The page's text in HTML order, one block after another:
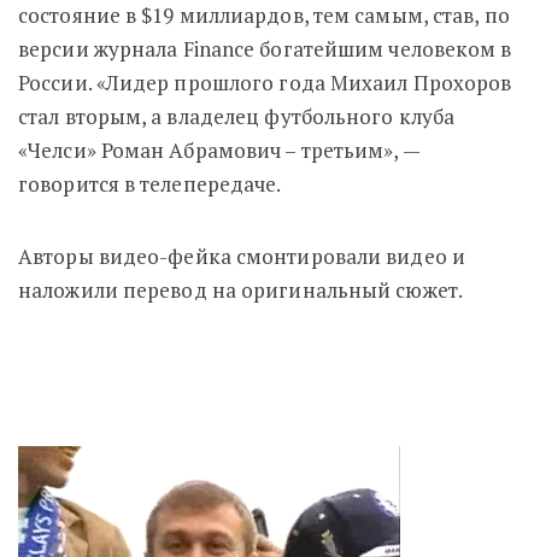
состояние в $19 миллиардов, тем самым, став, по
версии журнала Finance богатейшим человеком в
России. «Лидер прошлого года Михаил Прохоров
стал вторым, а владелец футбольного клуба
«Челси» Роман Абрамович – третьим», —
говорится в телепередаче.
Авторы видео-фейка смонтировали видео и
наложили перевод на оригинальный сюжет.